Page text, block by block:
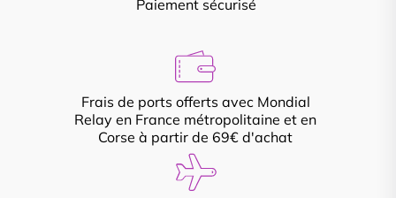
Paiement sécurisé
Frais de ports offerts avec Mondial
Relay en France métropolitaine et en
Corse à partir de 69€ d'achat